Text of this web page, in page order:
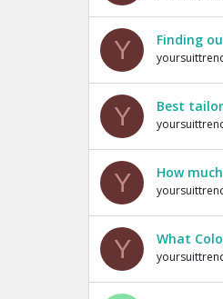
Y Finding
Y Best
Y How
Y What